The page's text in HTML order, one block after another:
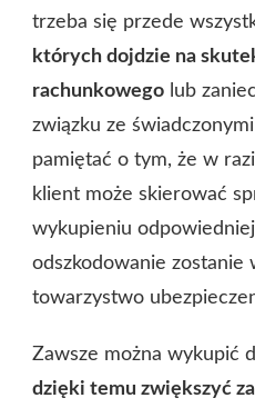
trzeba się przede
których dojdzie na
rachunkowego lub
związku ze świadczonymi
pamiętać o tym, że w
klient może skierować
wykupieniu
odszkodowanie zostanie
towarzystwo
Zawsze można wykupić
dzięki temu zwiększyć